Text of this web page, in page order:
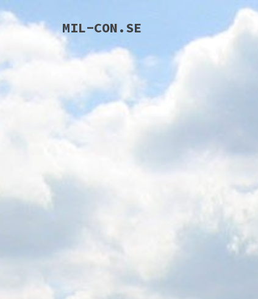
MIL-CON.SE